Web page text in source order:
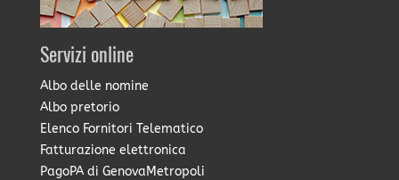
Servizi online
Albo delle nomine
Albo pretorio
Elenco Fornitori Telematico
Fatturazione elettronica
PagoPA di GenovaMetropoli